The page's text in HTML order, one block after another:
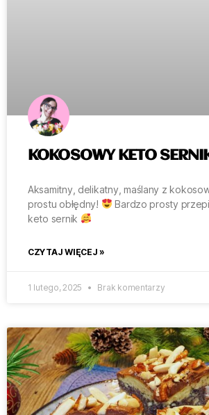
KOKOSOWY KETO
Aksamitny, delikatny, maślany z
prostu obłędny!
Bardzo prosty
keto sernik
CZYTAJ WIĘCEJ »
1 lutego, 2025 Brak komentarzy